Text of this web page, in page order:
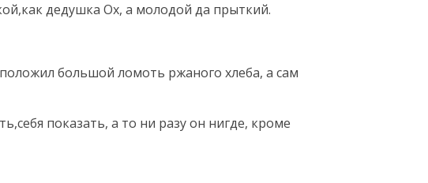
дедушка Ох, а молодой да прыткий.
большой ломоть ржаного хлеба, а сам
показать, а то ни разу он нигде, кроме